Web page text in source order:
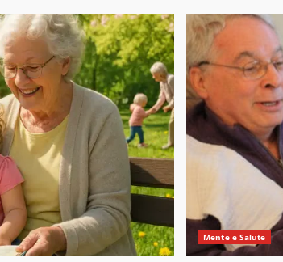
Mente e Salute